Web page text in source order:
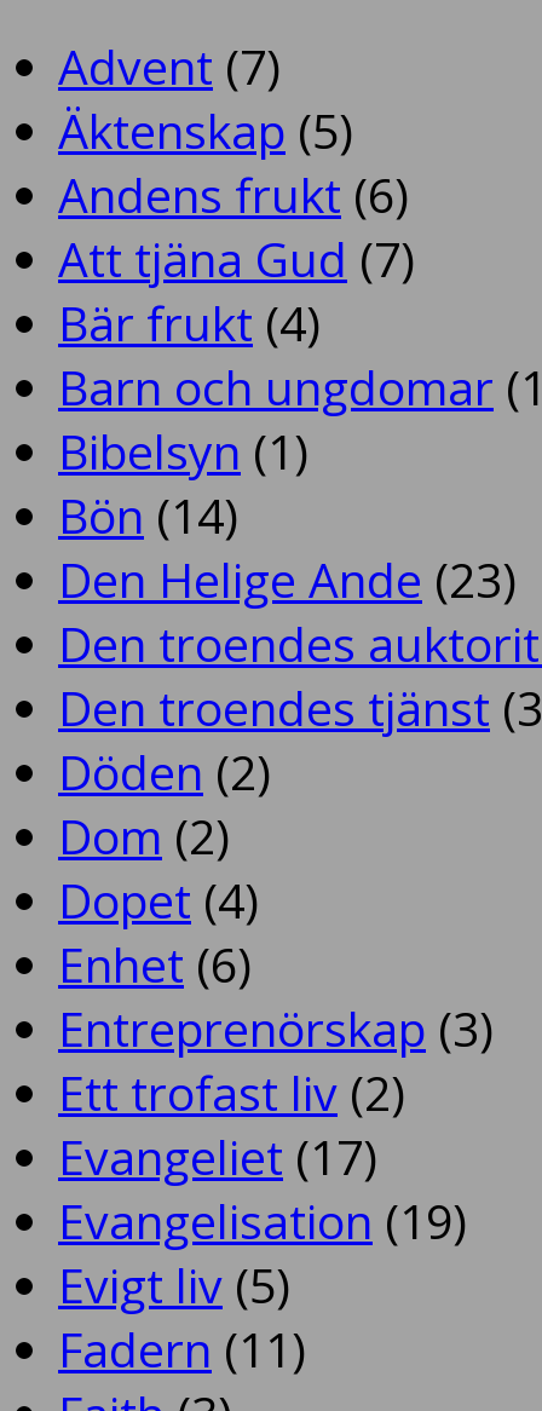
Advent (7)
Äktenskap (5)
Andens frukt (6)
Att tjäna Gud (7)
Bär frukt (4)
Barn och ungdomar
Bibelsyn (1)
Bön (14)
Den Helige Ande (23)
Den troendes
Den troendes tjänst
Döden (2)
Dom (2)
Dopet (4)
Enhet (6)
Entreprenörskap (3)
Ett trofast liv (2)
Evangeliet (17)
Evangelisation (19)
Evigt liv (5)
Fadern (11)